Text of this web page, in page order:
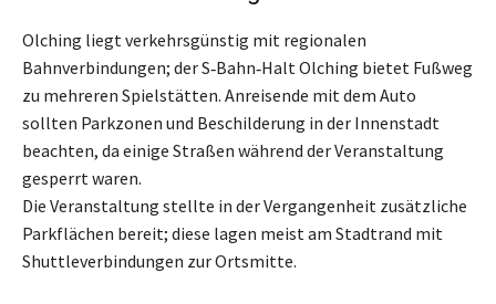
Olching liegt verkehrsgünstig mit regionalen
Bahnverbindungen; der S‑Bahn‑Halt Olching bietet Fußweg
zu mehreren Spielstätten. Anreisende mit dem Auto
sollten Parkzonen und Beschilderung in der Innenstadt
beachten, da einige Straßen während der Veranstaltung
gesperrt waren.
Die Veranstaltung stellte in der Vergangenheit zusätzliche
Parkflächen bereit; diese lagen meist am Stadtrand mit
Shuttleverbindungen zur Ortsmitte.